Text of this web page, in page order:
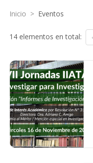
Inicio > Eventos
14 elementos en total: